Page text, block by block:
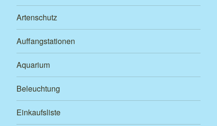
Artenschutz
Auffangstationen
Aquarium
Beleuchtung
Einkaufsliste